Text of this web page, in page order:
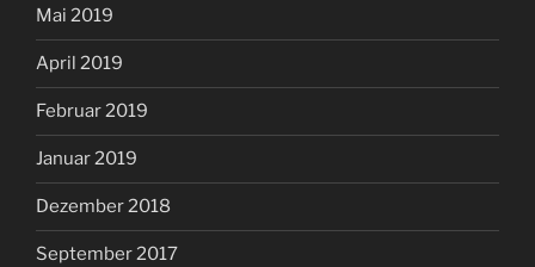
Mai 2019
April 2019
Februar 2019
Januar 2019
Dezember 2018
September 2017